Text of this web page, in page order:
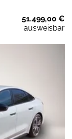
51.499,00 €
ausweisbar